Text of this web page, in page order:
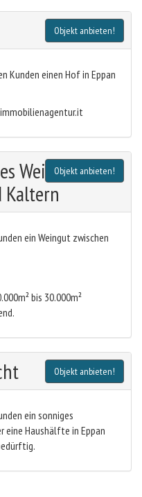
Objekt anbieten!
Kunden einen Hof in Eppan
Objekt anbieten!
Weingut
Kaltern
ein Weingut zwischen
bis 30.000m²
Objekt anbieten!
ein sonniges
eine Haushälfte in Eppan